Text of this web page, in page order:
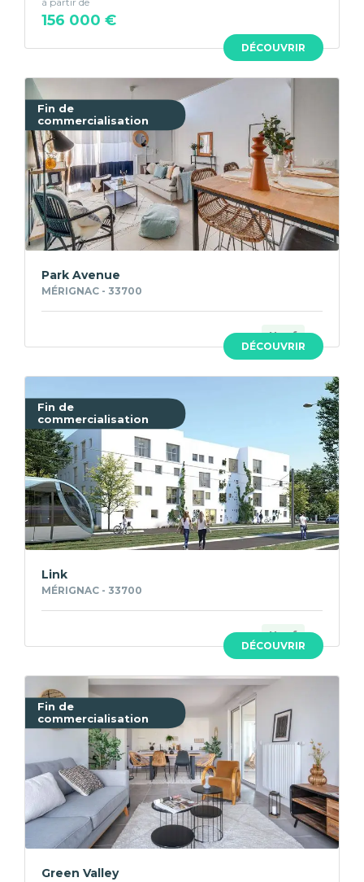
DÉCOUVRIR
156 000 €
Fin de
commercialisation
DÉCOUVRIR
Park Avenue
MÉRIGNAC - 33700
Neuf
Fin de
commercialisation
DÉCOUVRIR
Link
MÉRIGNAC - 33700
Neuf
Fin de
commercialisation
Green Valley